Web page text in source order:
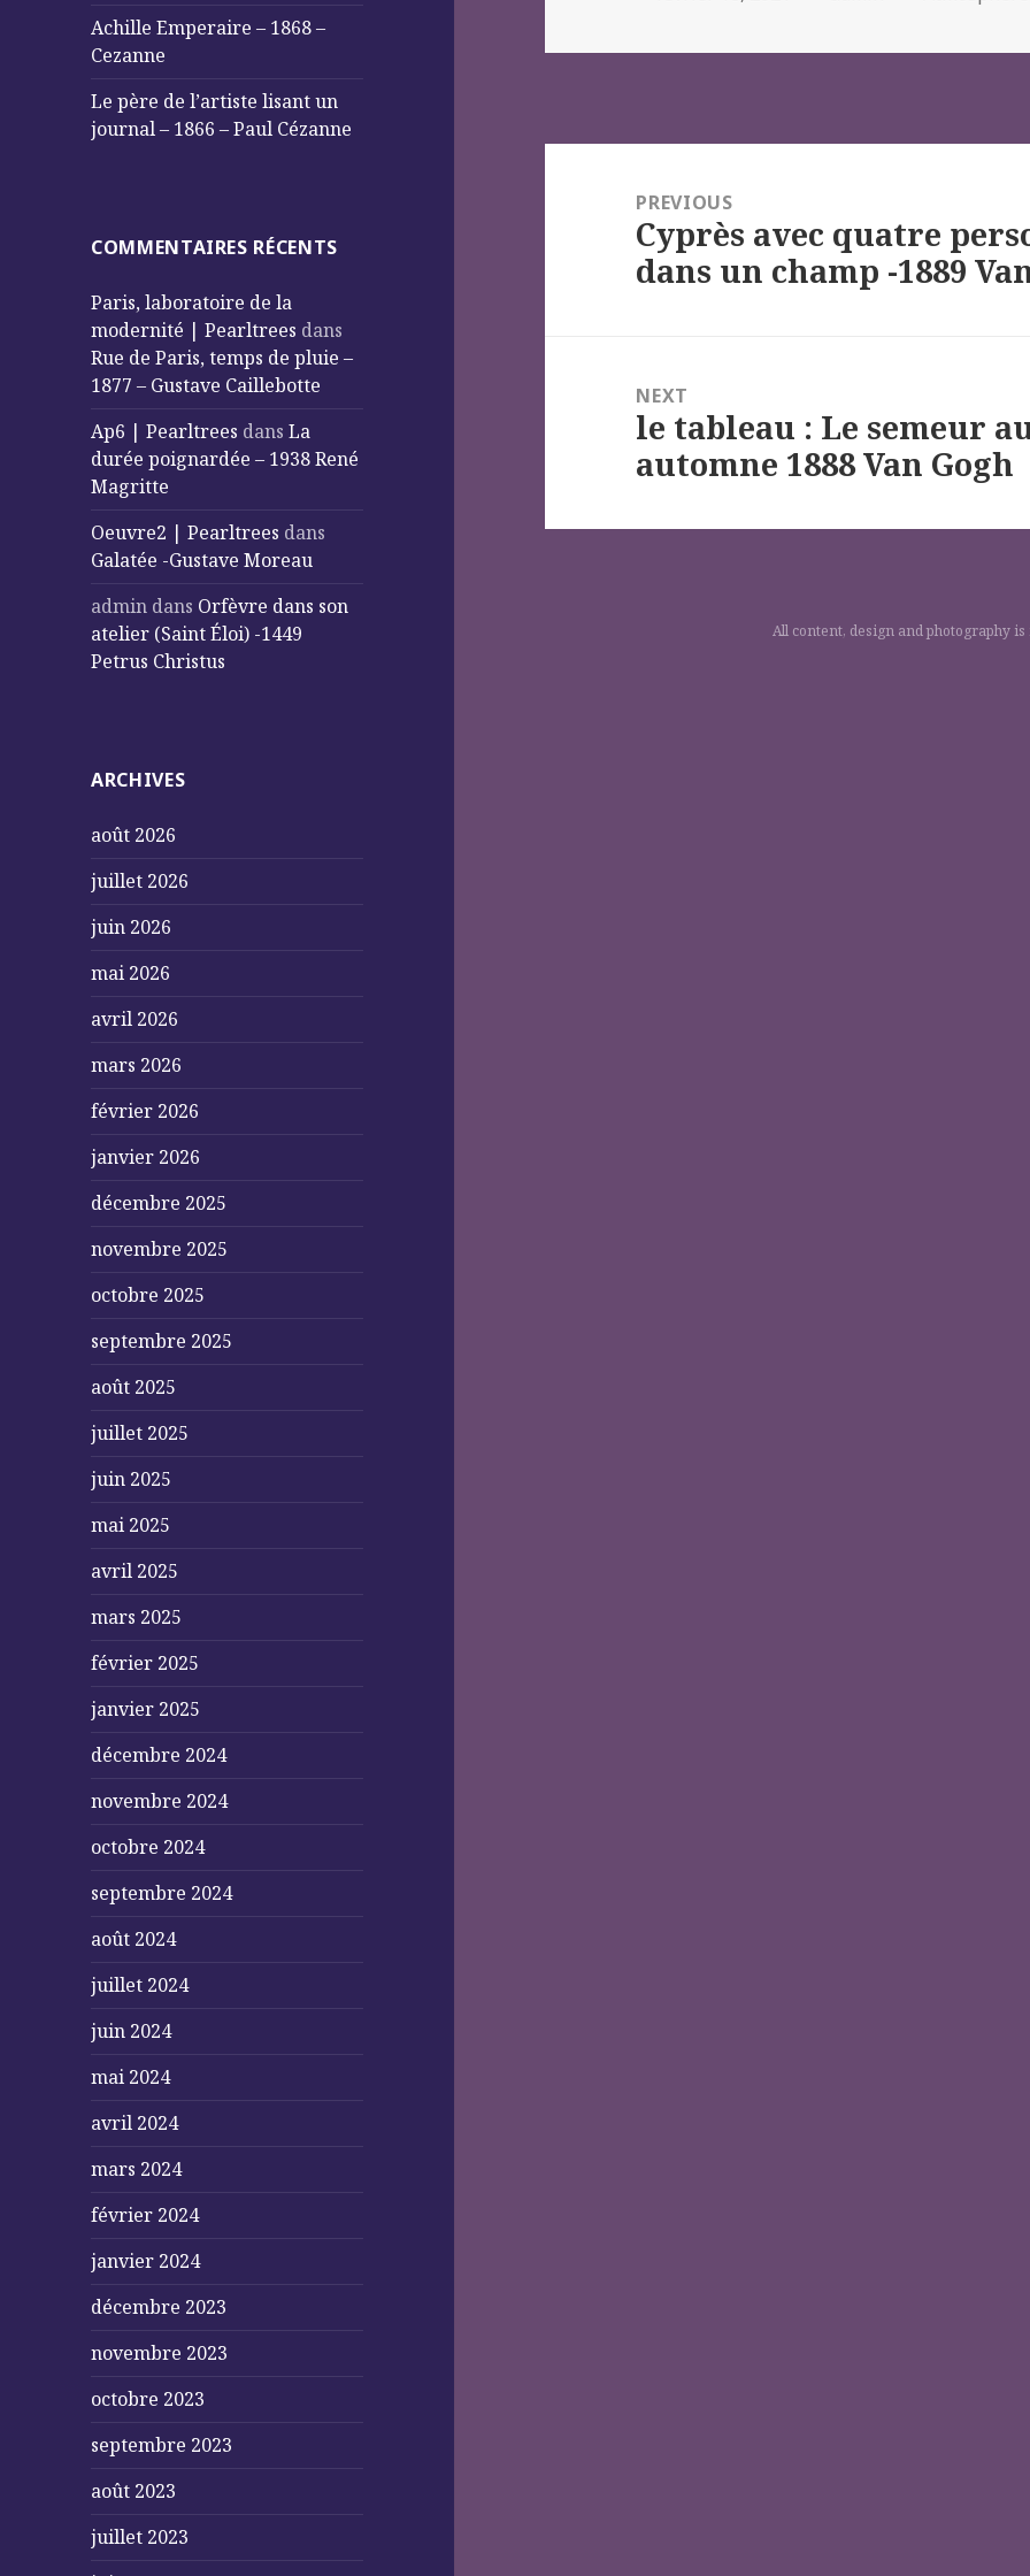
Achille Emperaire – 1868 –
Cezanne
Le père de l’artiste lisant un
journal – 1866 – Paul Cézanne
COMMENTAIRES RÉCENTS
Paris, laboratoire de la
modernité | Pearltrees dans
Rue de Paris, temps de pluie –
1877 – Gustave Caillebotte
Ap6 | Pearltrees dansLa
durée poignardée – 1938 René
Magritte
Oeuvre2 | Pearltrees dans
Galatée -Gustave Moreau
admin dans Orfèvre dans son
atelier (Saint Éloi) -1449
Petrus Christus
ARCHIVES
août 2026
juillet 2026
juin 2026
mai 2026
avril 2026
mars 2026
février 2026
janvier 2026
décembre 2025
novembre 2025
octobre 2025
septembre 2025
août 2025
juillet 2025
juin 2025
mai 2025
avril 2025
mars 2025
février 2025
janvier 2025
décembre 2024
novembre 2024
octobre 2024
septembre 2024
août 2024
juillet 2024
juin 2024
mai 2024
avril 2024
mars 2024
février 2024
janvier 2024
décembre 2023
novembre 2023
octobre 2023
septembre 2023
août 2023
juillet 2023
l’article
PREVIOUS
Previous
post:
Cyprès avec quatre
dans un champ -1889
NEXT
Next
post:
le tableau : Le semeur
automne 1888 Van Gogh
All content, design and photography